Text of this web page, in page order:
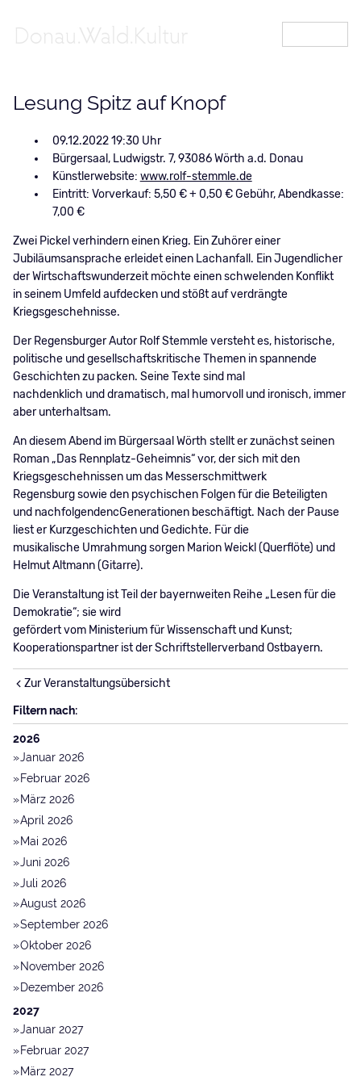
Lesung Spitz auf Knopf
09.12.2022 19:30
Bürgersaal, Ludwigstr. 7, 93086 Wörth a.d. Donau
Künstlerwebsite: www.rolf-stemmle.de
Eintritt: Vorverkauf: 5,50 € + 0,50 € Gebühr, Abendkasse:
7,00 €
Zwei Pickel verhindern einen Krieg. Ein Zuhörer einer
Jubiläumsansprache erleidet einen Lachanfall. Ein Jugendlicher
der Wirtschaftswunderzeit möchte einen schwelenden Konflikt
in seinem Umfeld aufdecken und stößt auf verdrängte
Kriegsgeschehnisse.
Der Regensburger Autor Rolf Stemmle versteht es, historische,
politische und gesellschaftskritische Themen in spannende
Geschichten zu packen. Seine Texte sind mal
nachdenklich und dramatisch, mal humorvoll und ironisch, immer
aber unterhaltsam.
An diesem Abend im Bürgersaal Wörth stellt er zunächst seinen
Roman „Das Rennplatz-Geheimnis“ vor, der sich mit den
Kriegsgeschehnissen um das Messerschmittwerk
Regensburg sowie den psychischen Folgen für die Beteiligten
und nachfolgendencGenerationen beschäftigt. Nach der Pause
liest er Kurzgeschichten und Gedichte. Für die
musikalische Umrahmung sorgen Marion Weickl (Querflöte) und
Helmut Altmann (Gitarre).
Die Veranstaltung ist Teil der bayernweiten Reihe „Lesen für die
Demokratie“; sie wird
gefördert vom Ministerium für Wissenschaft und Kunst;
Kooperationspartner ist der Schriftstellerverband Ostbayern.
Zur Veranstaltungsübersicht
Filtern nach:
2026
Januar 2026
Februar 2026
März 2026
April 2026
Mai 2026
Juni 2026
Juli 2026
August 2026
September 2026
Oktober 2026
November 2026
Dezember 2026
2027
Januar 2027
Februar 2027
März 2027